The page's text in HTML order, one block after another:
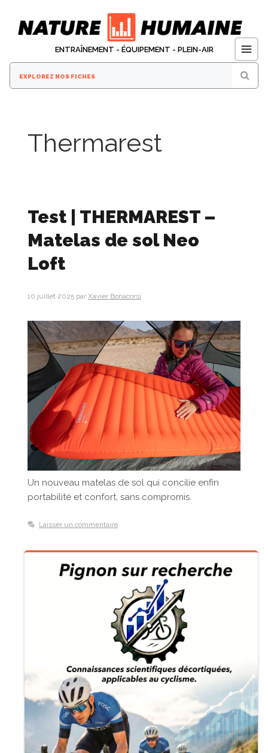
contenu
ENTRAÎNEMENT - ÉQUIPEMENT - PLEIN-AIR
Thermarest
Test | THERMAREST –
Matelas de sol Neo
Loft
10 juillet 2025 par Xavier Bonacorsi
Un nouveau matelas de sol qui concilie enfin
portabilité et confort, sans compromis.
Laisser un commentaire